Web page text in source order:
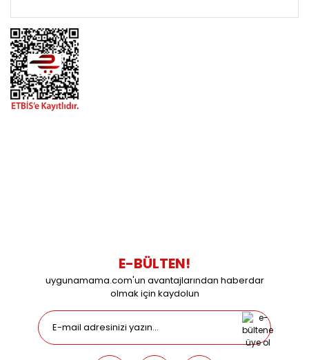
E-BÜLTEN!
uygunamama.com'un avantajlarından haberdar
olmak için kaydolun